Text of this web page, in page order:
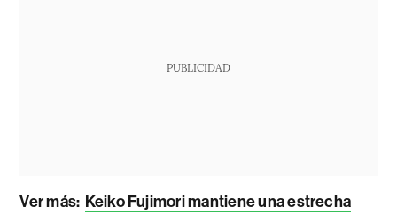
PUBLICIDAD
Ver más: Keiko Fujimori mantiene una estrecha